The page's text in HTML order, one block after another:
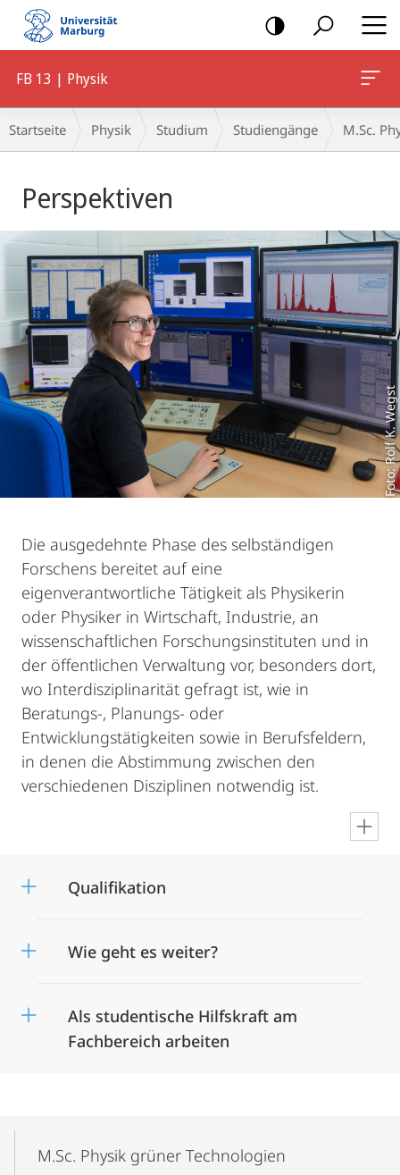
Mobile-
Navigation
FB 13 | Physik
Breadcrumb-
Navigation
Startseite Physik Studium Studiengänge M.Sc.
Perspektiven
Foto: Rolf K. Wegst
Die ausgedehnte Phase des selbständigen
Forschens bereitet auf eine
eigenverantwortliche Tätigkeit als Physikerin
oder Physiker in Wirtschaft, Industrie, an
wissenschaftlichen Forschungsinstituten und in
der öffentlichen Verwaltung vor, besonders dort,
wo Interdisziplinarität gefragt ist, wie in
Beratungs-, Planungs- oder
Entwicklungstätigkeiten sowie in Berufsfeldern,
in denen die Abstimmung zwischen den
verschiedenen Disziplinen notwendig ist.
Qualifikation
Wie geht es weiter?
Als studentische Hilfskraft am
Fachbereich arbeiten
NavigationM.Sc. Physik grüner Technologien